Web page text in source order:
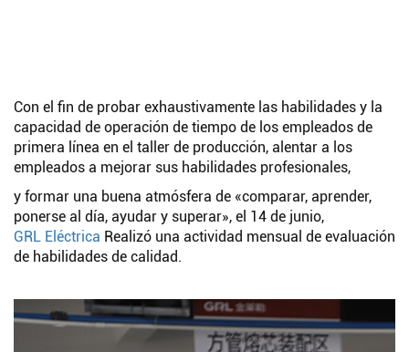
Con el fin de probar exhaustivamente las habilidades y la
capacidad de operación de tiempo de los empleados de
primera línea en el taller de producción, alentar a los
empleados a mejorar sus habilidades profesionales,
y formar una buena atmósfera de «comparar, aprender,
ponerse al día, ayudar y superar», el 14 de junio,
GRL Eléctrica Realizó una actividad mensual de evaluación
de habilidades de calidad.